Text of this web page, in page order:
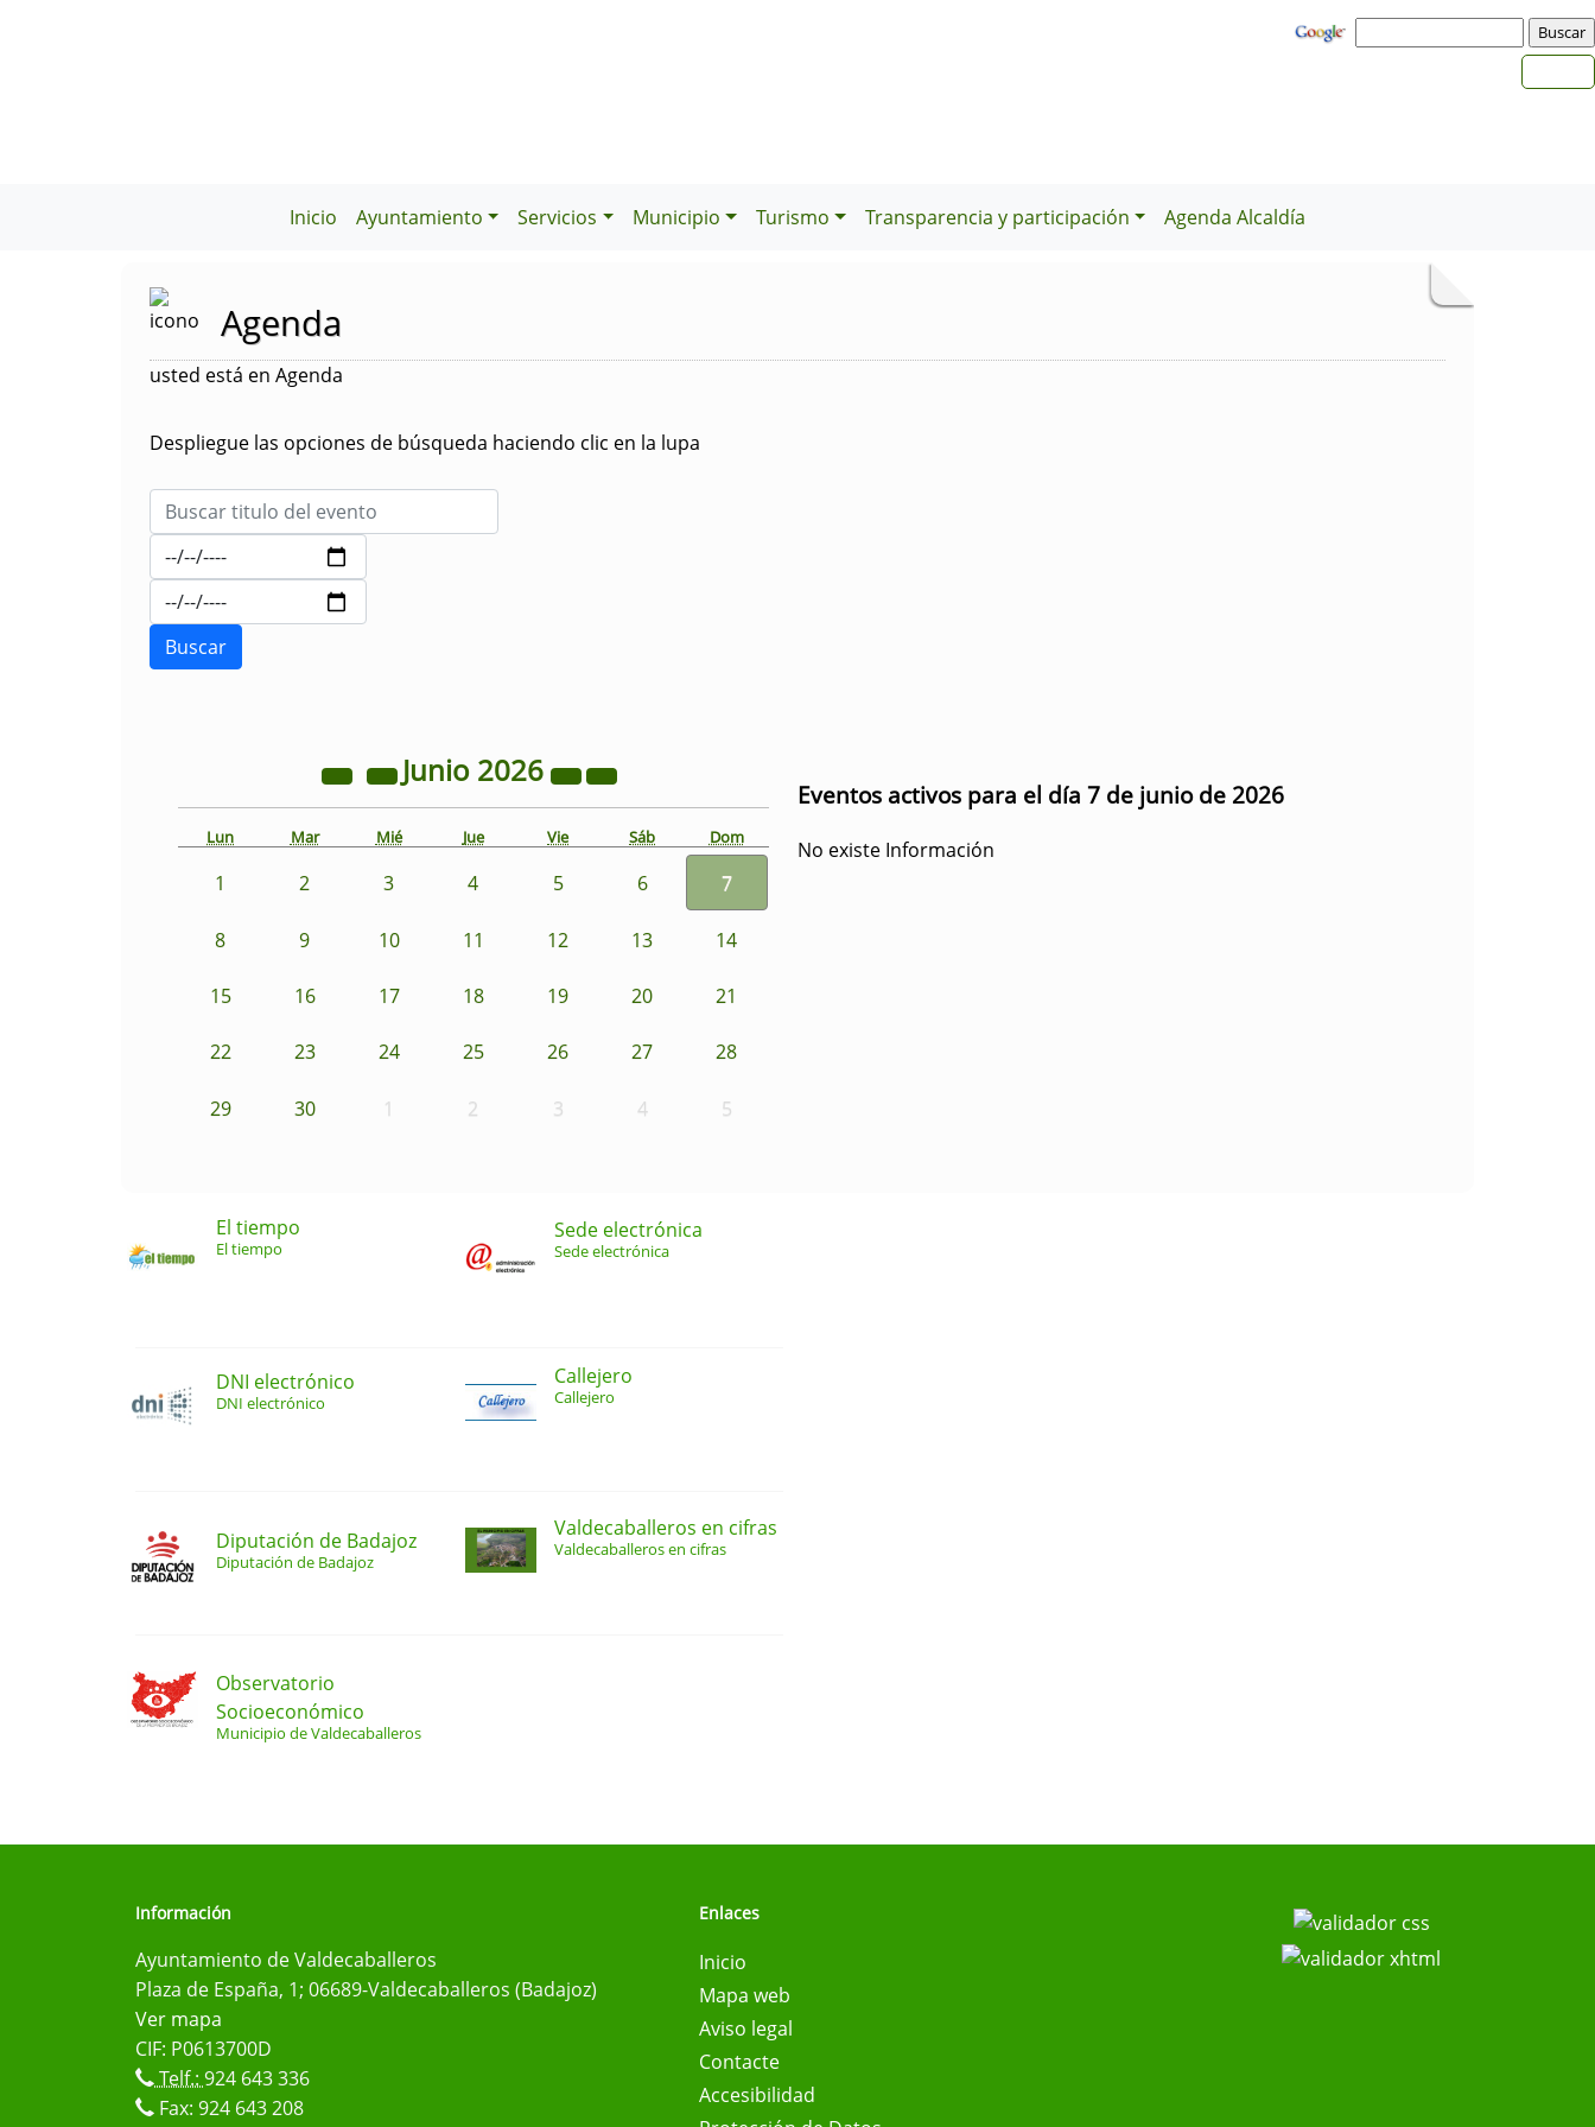
Inicio Ayuntamiento Servicios Municipio Turismo Transparencia y participación Agenda Alcaldía
Agenda
usted está en Agenda
Despliegue las opciones de búsqueda haciendo clic en la lupa
Junio 2026
Lun Mar Mié Jue Vie Sáb Dom
1 2 3 4 5 6 7
8 9 10 11 12 13 14
15 16 17 18 19 20 21
22 23 24 25 26 27 28
29 30 1 2 3 4 5
Eventos activos para el día 7 de junio de 2026
No existe Información
El tiempo
El tiempo
Sede electrónica
Sede electrónica
DNI electrónico
DNI electrónico
Callejero
Callejero
Diputación de Badajoz
Diputación de Badajoz
Valdecaballeros en cifras
Valdecaballeros en cifras
Observatorio
Socioeconómico
Municipio de Valdecaballeros
Información
Ayuntamiento de Valdecaballeros
Plaza de España, 1; 06689-Valdecaballeros (Badajoz)
Ver mapa
CIF: P0613700D
Telf.:924 643 336
Fax: 924 643 208
Enlaces
Inicio
Mapa web
Aviso legal
Contacte
Accesibilidad